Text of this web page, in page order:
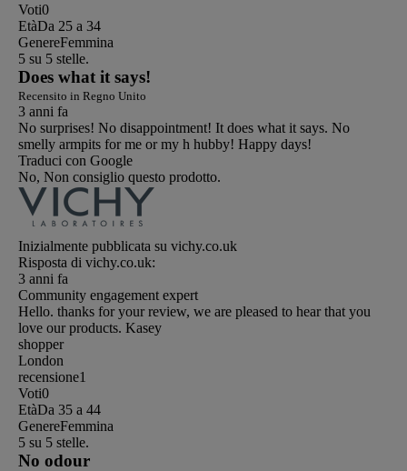
Voti0
EtàDa 25 a 34
GenereFemmina
5 su 5 stelle.
Does what it says!
Recensito in Regno Unito
3 anni fa
No surprises! No disappointment! It does what it says. No
smelly armpits for me or my h hubby! Happy days!
Traduci con Google
No, Non consiglio questo prodotto.
Inizialmente pubblicata su vichy.co.uk
Risposta di vichy.co.uk:
3 anni fa
Community engagement expert
Hello. thanks for your review, we are pleased to hear that you
love our products. Kasey
shopper
London
recensione1
Voti0
EtàDa 35 a 44
GenereFemmina
5 su 5 stelle.
No odour